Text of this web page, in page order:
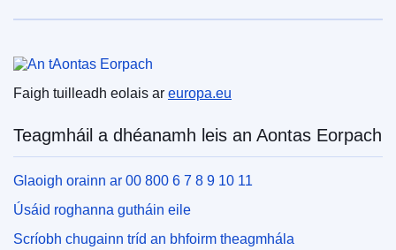
An tAontas Eorpach
Faigh tuilleadh eolais ar europa.eu
Teagmháil a dhéanamh leis an Aontas Eorpach
Glaoigh orainn ar 00 800 6 7 8 9 10 11
Úsáid roghanna gutháin eile
Scríobh chugainn tríd an bhfoirm theagmhála